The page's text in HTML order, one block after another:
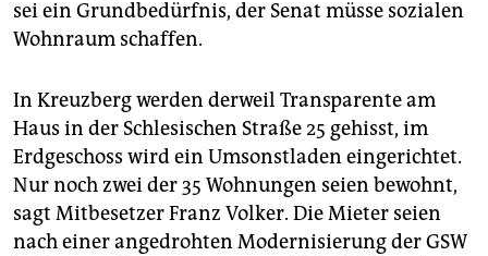
sei ein Grundbedürfnis, der Senat müsse sozialen
Wohnraum schaffen.
In Kreuzberg werden derweil Transparente am
Haus in der Schlesischen Straße 25 gehisst, im
Erdgeschoss wird ein Umsonstladen eingerichtet.
Nur noch zwei der 35 Wohnungen seien bewohnt,
sagt Mitbesetzer Franz Volker. Die Mieter seien
nach einer angedrohten Modernisierung der GSW